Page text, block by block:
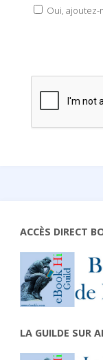
Oui, ajoutez-
ACCÈS DIRECT
LA GUILDE SUR